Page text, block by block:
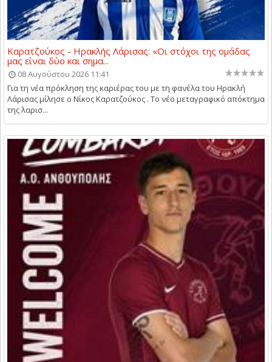
Καρατζούκος - Ηρακλής Λάρισας: «Οι στόχοι της ομάδας
μας είναι δύο και σημα...
08 Αυγούστου 2026 11:41
Για τη νέα πρόκληση της καριέρας του με τη φανέλα του Ηρακλή
Λάρισας μίλησε ο Νίκος Καρατζούκος . Το νέο μεταγραφικό απόκτημα
της λαρισ...